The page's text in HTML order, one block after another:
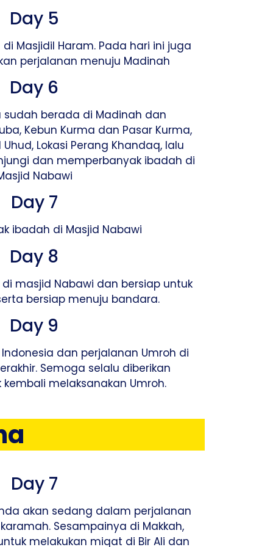
Day 5
Masjidil Haram. Pada hari ini juga
perjalanan menuju Madinah
Day 6
sudah berada di Madinah dan
Kebun Kurma dan Pasar Kurma,
Lokasi Perang Khandaq, lalu
dan memperbanyak ibadah di
Nabawi
Day 7
ibadah di Masjid Nabawi
Day 8
masjid Nabawi dan bersiap untuk
bersiap menuju bandara.
Day 9
dan perjalanan Umroh di
Semoga selalu diberikan
melaksanakan Umroh.
Day 7
akan sedang dalam perjalanan
Sesampainya di Makkah,
melakukan miqat di Bir Ali dan